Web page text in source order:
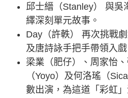
邱士縉（Stanley） 與吳
繹深刻單元故事。
Day（許軼） 再次挑戰
及唐詩詠手把手帶領入
梁業（肥仔）、周家怡
（Yoyo）及何洛瑤（
數出演，為這道「彩虹